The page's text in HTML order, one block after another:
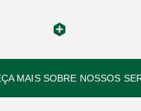
MAIS SOBRE NOSSOS